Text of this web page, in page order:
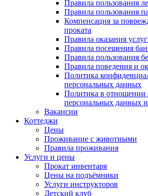
Правила пользования
Правила пользования
Компенсация за
проката
Правила оказания
Правила посещения
Правила пользования
Правила поведения и
Политика
персональных данных
Политика в отношении
персональных данных
Вакансии
Коттеджи
Цены
Проживание с животными
Правила проживания
Услуги и цены
Прокат инвентаря
Цены на подъёмники
Услуги инструкторов
Детский клуб